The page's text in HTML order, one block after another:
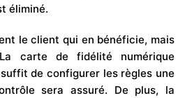
éliminé.
le client qui en bénéficie, mais
carte de fidélité numérique
de configurer les règles une
sera assuré. De plus, la